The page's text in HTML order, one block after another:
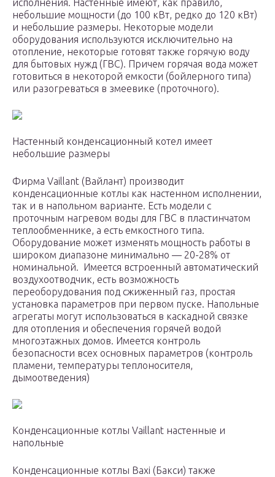
исполнения. Настенные имеют, как правило,
небольшие мощности (до 100 кВт, редко до 120 кВт)
и небольшие размеры. Некоторые модели
оборудования используются исключительно на
отопление, некоторые готовят также горячую воду
для бытовых нужд (ГВС). Причем горячая вода может
готовиться в некоторой емкости (бойлерного типа)
или разогреваться в змеевике (проточного).
Настенный конденсационный котел имеет
небольшие размеры
Фирма Vaillant (Вайлант) производит
конденсационные котлы как настенном исполнении,
так и в напольном варианте. Есть модели с
проточным нагревом воды для ГВС в пластинчатом
теплообменнике, а есть емкостного типа.
Оборудование может изменять мощность работы в
широком диапазоне минимально — 20-28% от
номинальной. Имеется встроенный автоматический
воздухоотводчик, есть возможность
переоборудования под сжиженный газ, простая
установка параметров при первом пуске. Напольные
агрегаты могут использоваться в каскадной связке
для отопления и обеспечения горячей водой
многоэтажных домов. Имеется контроль
безопасности всех основных параметров (контроль
пламени, температуры теплоносителя,
дымоотведения)
Конденсационные котлы Vaillant настенные и
напольные
Конденсационные котлы Baxi (Бакси) также